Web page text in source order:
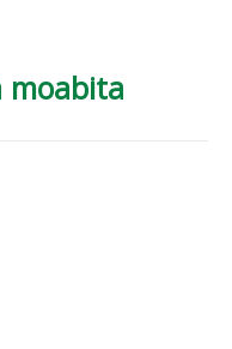
moabita